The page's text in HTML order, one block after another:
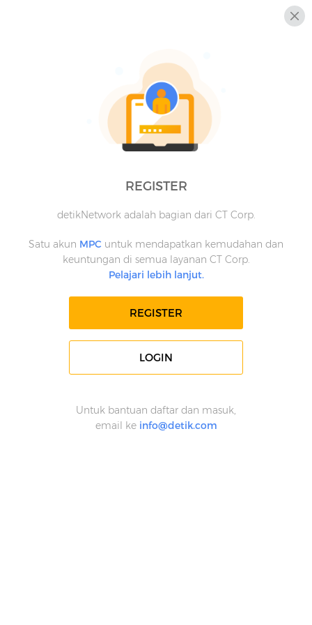
REGISTER
detikNetwork adalah bagian dari CT Corp.
Satu akun MPC untuk mendapatkan kemudahan dan
keuntungan di semua layanan CT Corp.
Pelajari lebih lanjut.
REGISTER
LOGIN
Untuk bantuan daftar dan masuk,
email ke info@detik.com